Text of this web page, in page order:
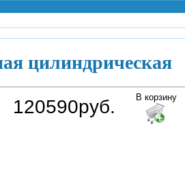
цилиндрическая
120590руб. В корзину